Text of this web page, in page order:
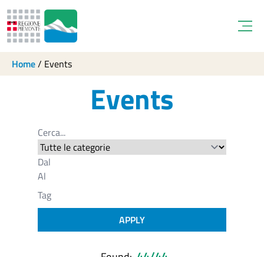
Home/ Events
Events
APPLY